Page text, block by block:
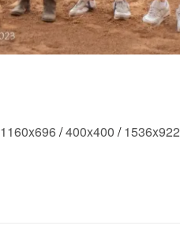
1160x696/400x400 /1536x922